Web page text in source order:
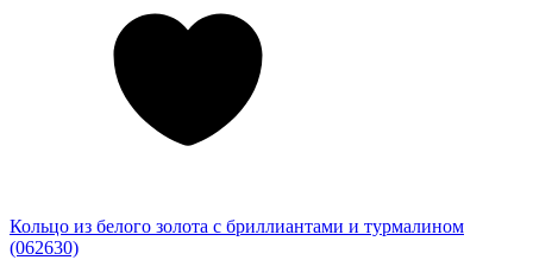
Кольцо из белого золота с бриллиантами и турмалином
(062630)